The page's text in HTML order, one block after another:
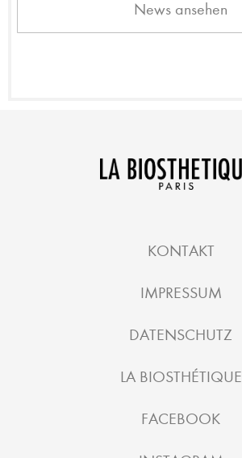
News ansehen
KONTAKT
IMPRESSUM
DATENSCHUTZ
LA BIOSTHÉTIQUE
FACEBOOK